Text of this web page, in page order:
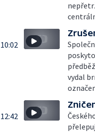
10:02
vydal
12:42